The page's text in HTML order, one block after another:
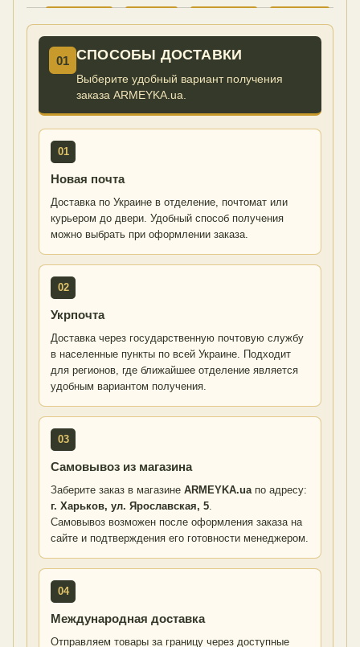
01 СПОСОБЫ ДОСТАВКИ
Выберите удобный вариант получения
заказа ARMEYKA.ua.
01
Новая почта
Доставка по Украине в отделение, почтомат или
курьером до двери. Удобный способ получения
можно выбрать при оформлении заказа.
02
Укрпочта
Доставка через государственную почтовую службу
в населенные пункты по всей Украине. Подходит
для регионов, где ближайшее отделение является
удобным вариантом получения.
03
Самовывоз из магазина
Заберите заказ в магазине ARMEYKA.ua по адресу:
г. Харьков, ул. Ярославская, 5
Самовывоз возможен после оформления заказа на
сайте и подтверждения его готовности менеджером.
04
Международная доставка
Отправляем товары за границу через доступные